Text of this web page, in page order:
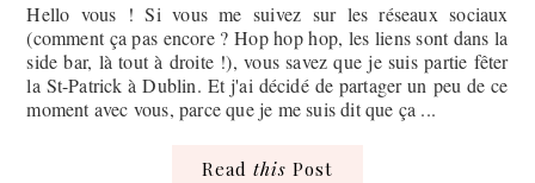
Hello vous ! Si vous me suivez sur les réseaux sociaux
(comment ça pas encore ? Hop hop hop, les liens sont dans la
side bar, là tout à droite !), vous savez que je suis partie fêter
la St-Patrick à Dublin. Et j'ai décidé de partager un peu de ce
moment avec vous, parce que je me suis dit que ça ...
Read this Post